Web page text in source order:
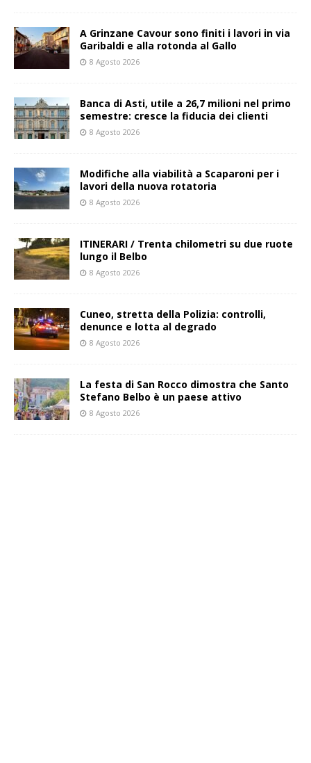
A Grinzane Cavour sono finiti i lavori in via
Garibaldi e alla rotonda al Gallo
8 Agosto 2026
Banca di Asti, utile a 26,7 milioni nel primo
semestre: cresce la fiducia dei clienti
8 Agosto 2026
Modifiche alla viabilità a Scaparoni per i
lavori della nuova rotatoria
8 Agosto 2026
ITINERARI / Trenta chilometri su due ruote
lungo il Belbo
8 Agosto 2026
Cuneo, stretta della Polizia: controlli,
denunce e lotta al degrado
8 Agosto 2026
La festa di San Rocco dimostra che Santo
Stefano Belbo è un paese attivo
8 Agosto 2026